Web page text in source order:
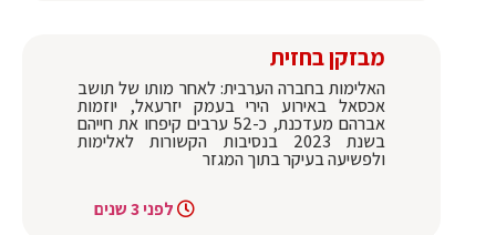
מבזקן בחזית
האלימות בחברה הערבית: לאחר מותו של תושב
אכסאל באירוע הירי בעמק יזרעאל, יוזמות
אברהם מעדכנת, כ-52 ערבים קיפחו את חייהם
בשנת 2023 בנסיבות הקשורות לאלימות
ולפשיעה בעיקר בתוך המגזר
לפני 3 שנים